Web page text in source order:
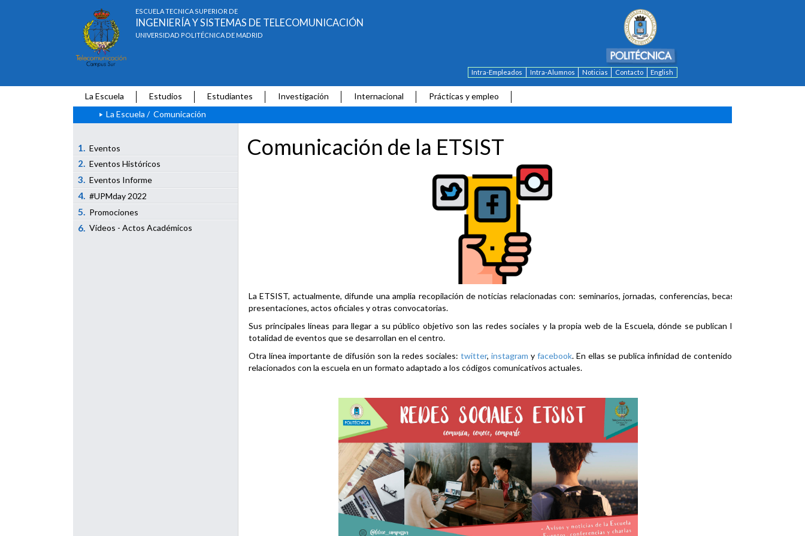
ESCUELA TÉCNICA SUPERIOR DE
INGENIERÍA Y SISTEMAS DE TELECOMUNICACIÓN
UNIVERSIDAD POLITÉCNICA DE MADRID
Intra-Empleados Intra-Alumnos Noticias Contacto English
La Escuela Estudios Estudiantes Investigación Internacional
Prácticas y empleo
La Escuela / Comunicación
1. Eventos
2. Eventos Históricos
3. Eventos Informe
4. #UPMday 2022
5. Promociones
6. Vídeos - Actos Académicos
Comunicación de la ETSIST
La ETSIST, actualmente, difunde una amplia recopilación de noticias relacionadas con: seminarios, jornadas, conferencias, becas,
presentaciones, actos oficiales y otras convocatorias.
Sus principales líneas para llegar a su público objetivo son las redes sociales y la propia web de la Escuela, dónde se publican la
totalidad de eventos que se desarrollan en el centro.
Otra línea importante de difusión son la redes sociales: twitter, instagram y facebook. En ellas se publica infinidad de contenidos
relacionados con la escuela en un formato adaptado a los códigos comunicativos actuales.